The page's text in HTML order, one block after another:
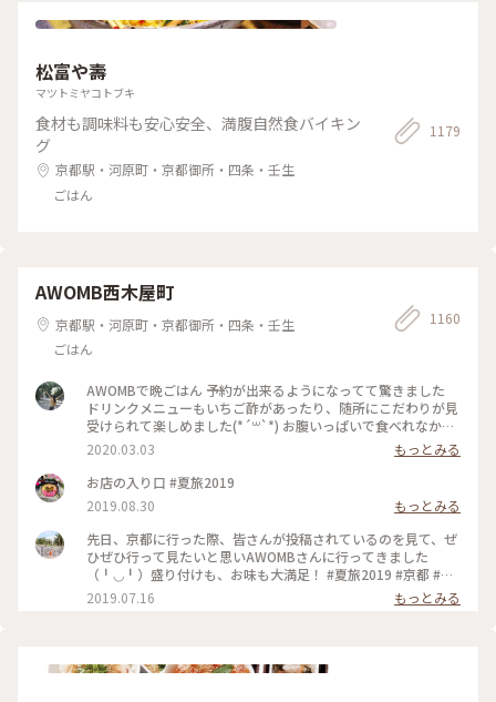
松富や壽
マツトミヤコトブキ
食材も調味料も安心安全、満腹自然食バイキン
グ
京都駅・河原町・京都御所・四条・壬生
ごはん
1179
AWOMB西木屋町
京都駅・河原町・京都御所・四条・壬生
ごはん
1160
AWOMBで晩ごはん 予約が出来るようになってて驚きました
ドリンクメニューもいちご酢があったり、随所にこだわりが見
受けられて楽しめました(*´꒳`*) お腹いっぱいで食べれなかっ
たデザートは次のお楽しみですー♡ #春の訪れ #女子旅 #いち
ご #手織り寿司
2020.03.03
もっとみる
お店の入り口 #夏旅2019
2019.08.30
もっとみる
先日、京都に行った際、皆さんが投稿されているのを見て、ぜ
ひぜひ行って見たいと思いAWOMBさんに行ってきました
（╹◡╹）盛り付けも、お味も大満足！ #夏旅2019 #京都 #五
条 #AWOMB
2019.07.16 もっとみる